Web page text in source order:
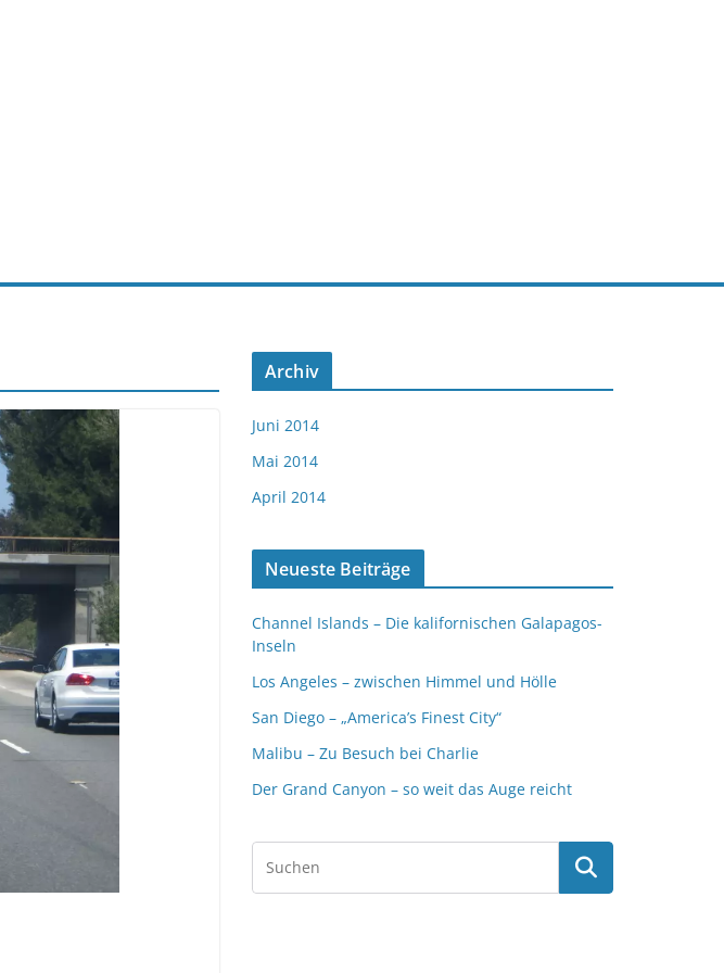
Archiv
Juni 2014
Mai 2014
April 2014
Neueste Beiträge
Channel Islands – Die kalifornischen Galapagos-
Inseln
Los Angeles – zwischen Himmel und Hölle
San Diego – „America’s Finest City“
Malibu – Zu Besuch bei Charlie
Der Grand Canyon – so weit das Auge reicht